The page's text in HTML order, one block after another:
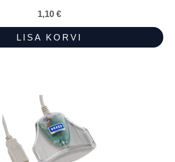
1,10 €
LISA KORVI